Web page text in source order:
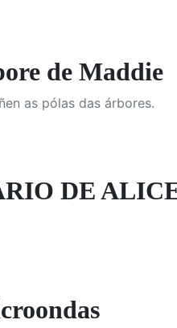
de Maddie
as pólas das árbores.
DE